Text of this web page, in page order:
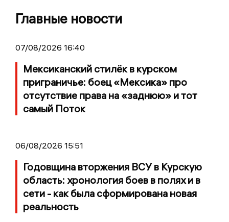
Главные новости
07/08/2026 16:40
Мексиканский стилёк в курском
приграничье: боец «Мексика» про
отсутствие права на «заднюю» и тот
самый Поток
06/08/2026 15:51
Годовщина вторжения ВСУ в Курскую
область: хронология боев в полях и в
сети - как была сформирована новая
реальность